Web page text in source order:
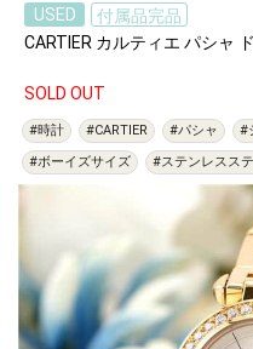
USED
付属品完品
CARTIER カルティエ パシャ
SOLD OUT
#時計 #CARTIER #パシャ #
#ボーイズサイズ
#ステンレスス